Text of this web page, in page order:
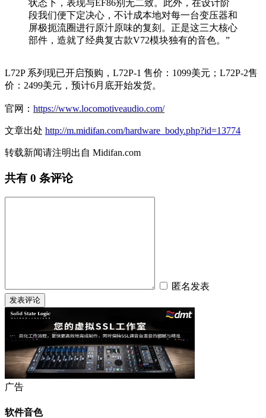
状态下，表现与EF86别无二致。此外，在设计阶
段我们便下定决心，不计成本地对每一台变压器和
屏极扼流圈进行原汁原味的复刻。正是这三大核心
部件，造就了经典复古款V72模块独有的音色。”
L72P 系列现已开启预购，L72P-1 售价：1099美元；L72P-2售
价：2499美元，预计6月底开始发货。
官网： https://www.locomotiveaudio.com/
文章出处 http://m.midifan.com/hardware_body.php?id=13774
转载新闻请注明出自 Midifan.com
共有 0 条评论
匿名发表
广告
软件音色